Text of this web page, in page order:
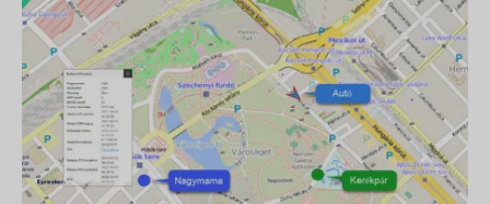
d'SIM-Kaart, d'Astellungen an den Operatioun
vun der Kaart këmmeren (Oplueden, jährlechen
Datevergläich).
Wann Dir den Apparat zesumme mat engem
Software-Abonnement kaaft, awer ouni SIM-
Kaart, da liwwere mir den Apparat scho
registréiert an eiser Software a prett fir den